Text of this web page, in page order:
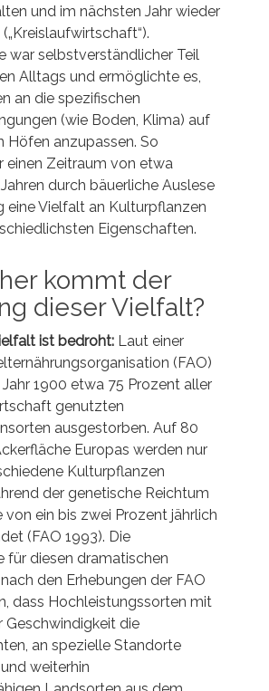
und im nächsten Jahr wieder
war selbstverständlicher Teil
Alltags und ermöglichte es,
an die spezifischen
(wie Boden, Klima) auf
Höfen anzupassen. So
einen Zeitraum von etwa
durch bäuerliche Auslese
eine Vielfalt an Kulturpflanzen
Eigenschaften.
kommt der
dieser Vielfalt?
ist bedroht: Laut einer
(FAO)
1900 etwa 75 Prozent aller
genutzten
ausgestorben. Auf 80
Europas werden nur
Kulturpflanzen
der genetische Reichtum
von ein bis zwei Prozent jährlich
(FAO 1993). Die
für diesen dramatischen
den Erhebungen der FAO
dass Hochleistungssorten mit
Geschwindigkeit die
an spezielle Standorte
weiterhin